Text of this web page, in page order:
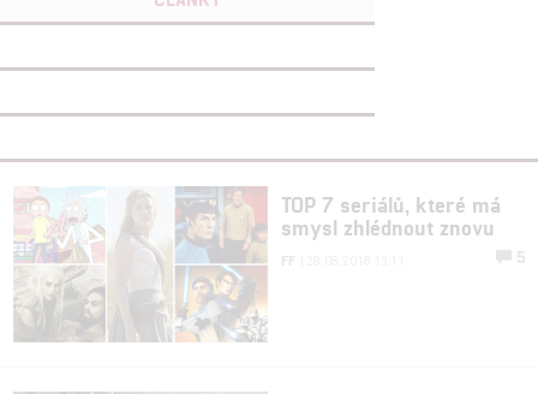
TOP 7 seriálů, které má
smysl zhlédnout znovu
FF 5